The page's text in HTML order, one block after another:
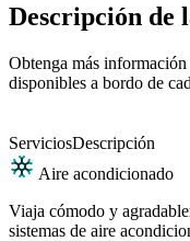
Descripción de
Obtenga más
disponibles a bordo de
ServiciosDescripción
Aire acondicionado
Viaja cómodo y
sistemas de aire